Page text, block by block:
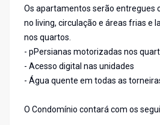
Os apartamentos serão entregues
no living, circulação e áreas frias e
nos quartos.
- pPersianas motorizadas nos
- Acesso digital nas unidades
- Água quente em todas as
O Condomínio contará com os